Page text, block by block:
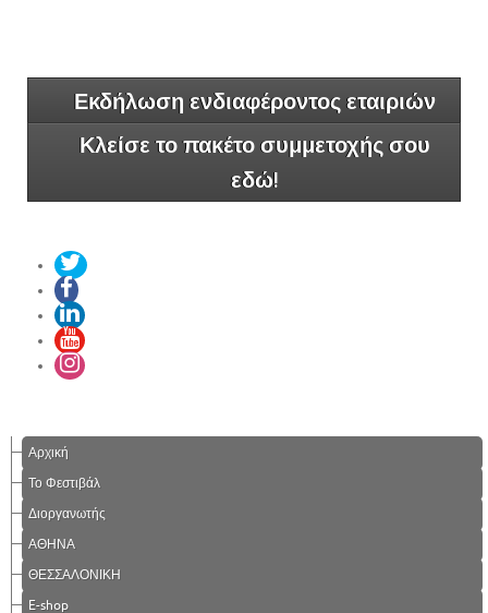
Εκδήλωση ενδιαφέροντος εταιριών
Κλείσε το πακέτο συμμετοχής σου
εδώ!
Αρχική
Το Φεστιβάλ
Διοργανωτής
ΑΘΗΝΑ
ΘΕΣΣΑΛΟΝΙΚΗ
E-shop